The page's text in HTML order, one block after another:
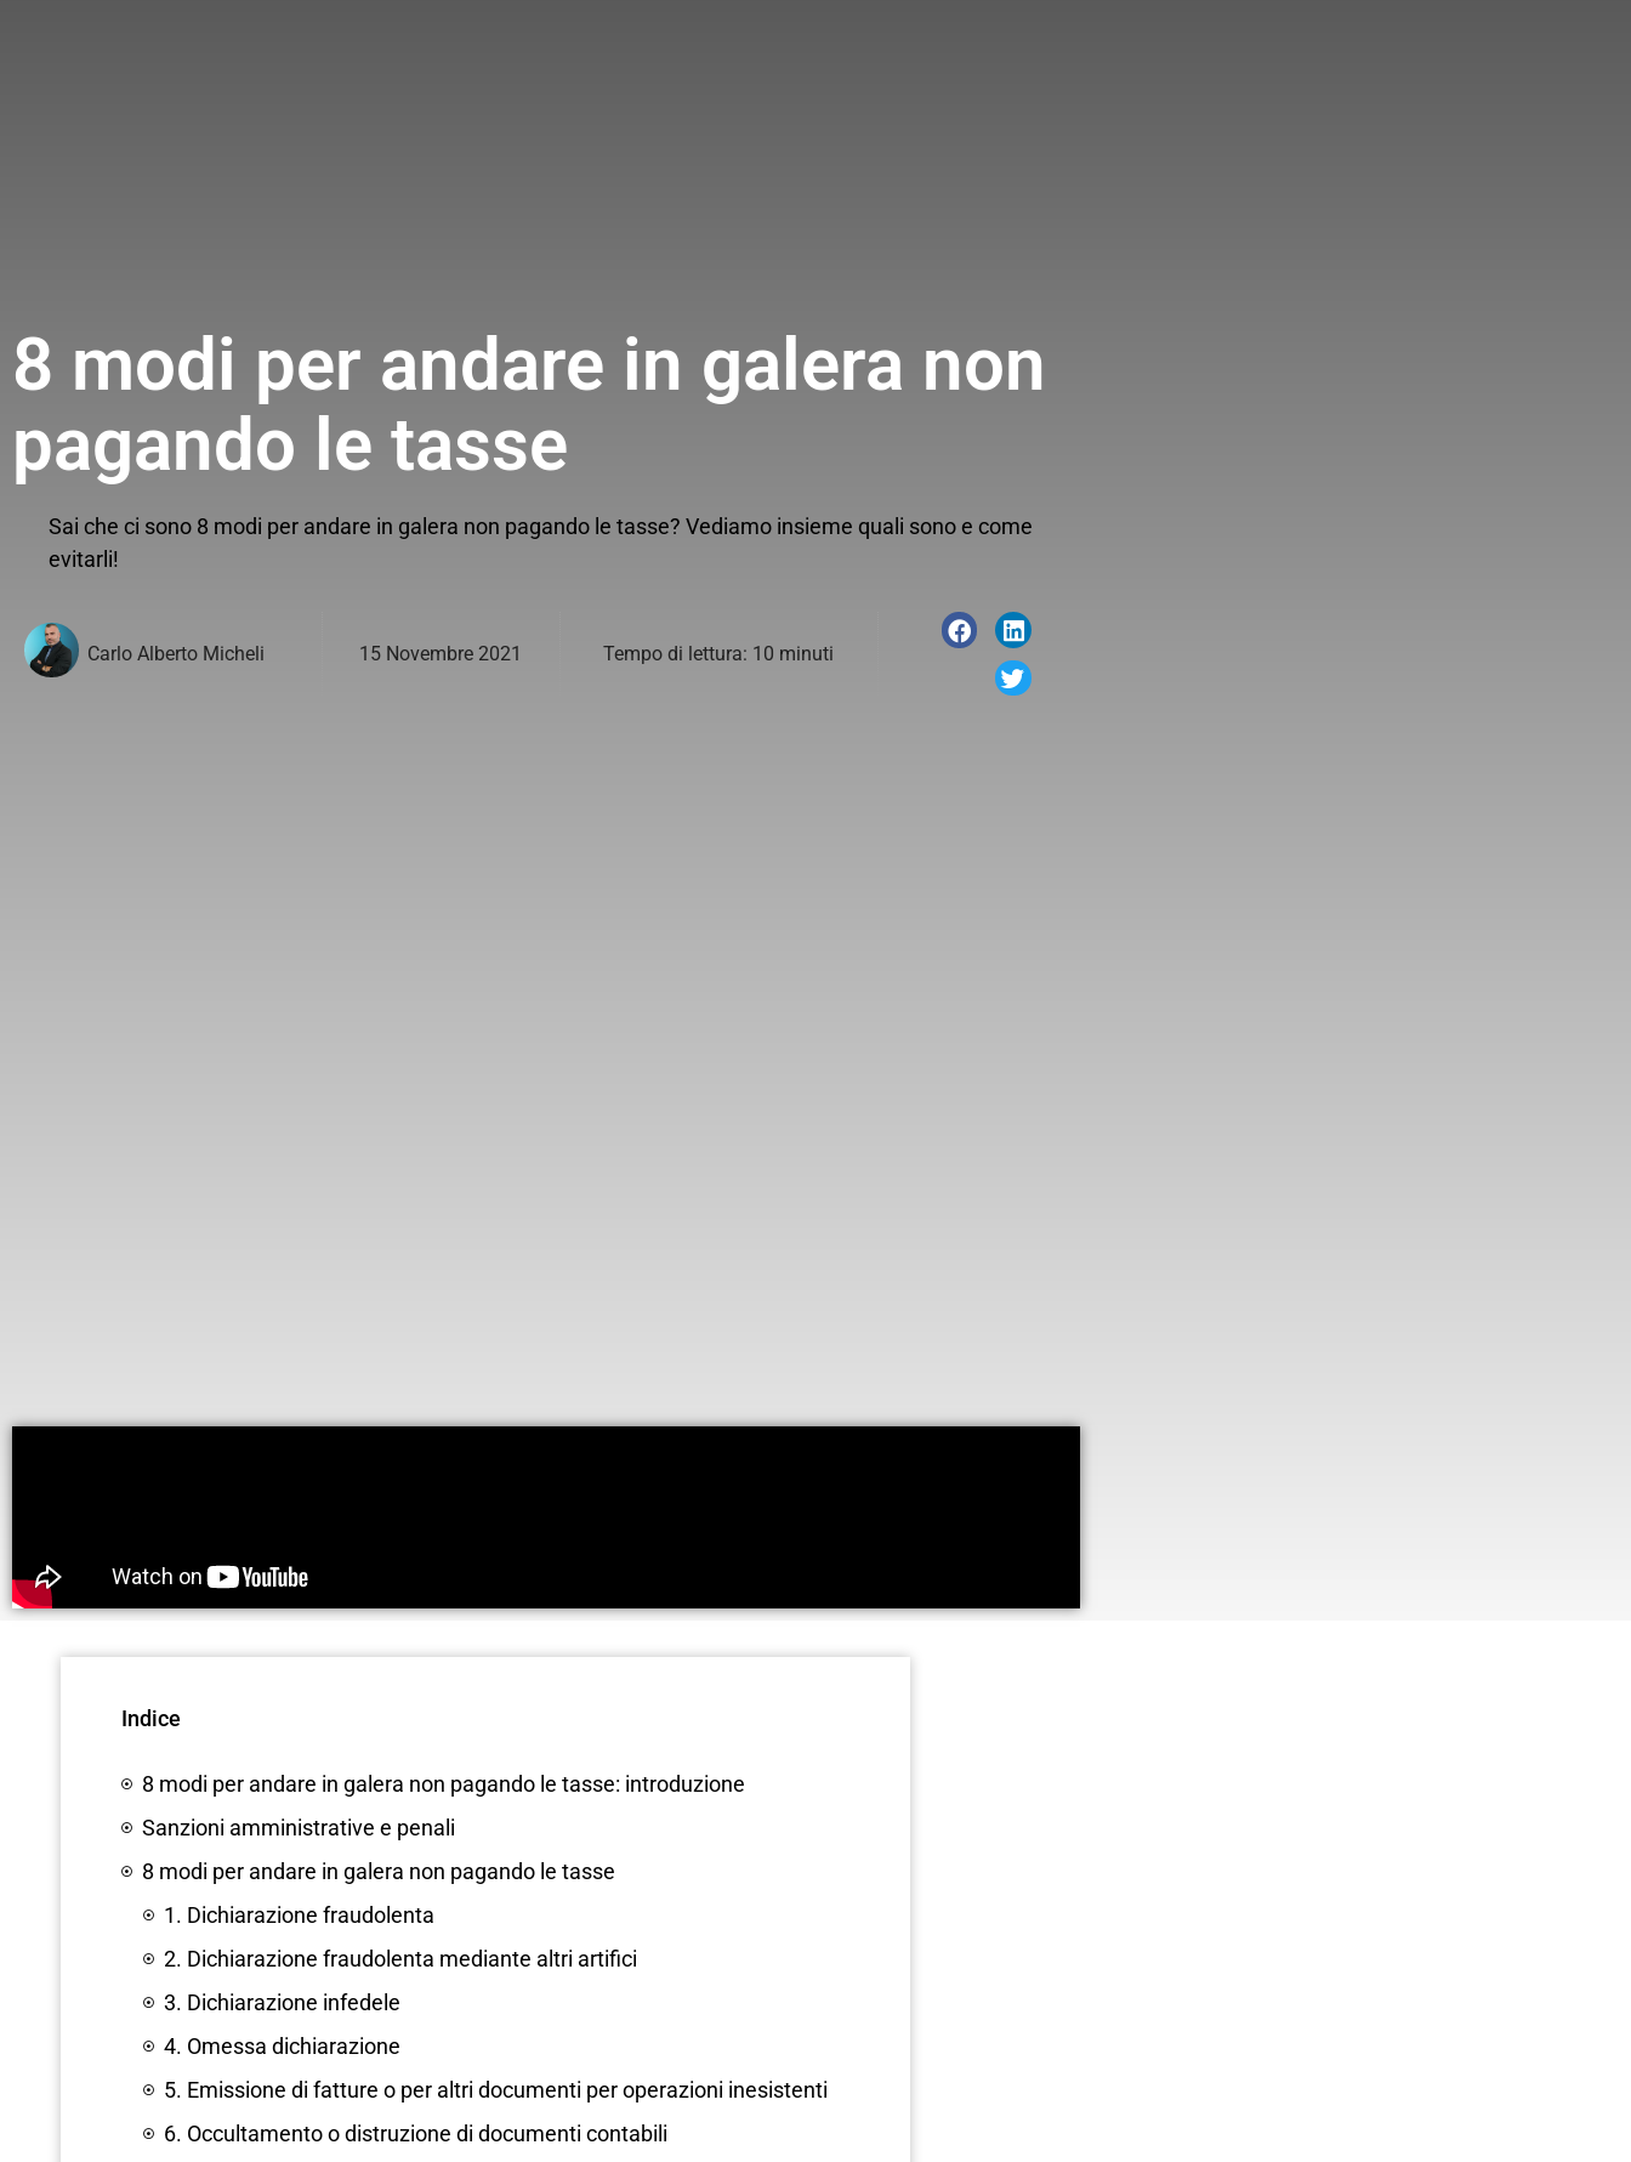
8 modi per andare in galera non
pagando le tasse
Sai che ci sono 8 modi per andare in galera non pagando le tasse? Vediamo insieme quali sono e come
evitarli!
Carlo Alberto Micheli 15 Novembre 2021 Tempo di lettura: 10 minuti
Indice
8 modi per andare in galera non pagando le tasse: introduzione
Sanzioni amministrative e penali
8 modi per andare in galera non pagando le tasse
1. Dichiarazione fraudolenta
2. Dichiarazione fraudolenta mediante altri artifici
3. Dichiarazione infedele
4. Omessa dichiarazione
5. Emissione di fatture o per altri documenti per operazioni inesistenti
6. Occultamento o distruzione di documenti contabili